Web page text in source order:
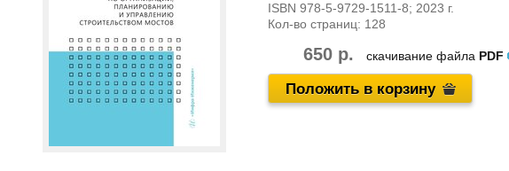
ISBN 978-5-9729-1511-8; 2023 г.
Кол-во страниц: 128
650 р. скачивание файла PDF
Положить в корзину